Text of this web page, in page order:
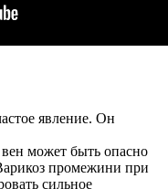
явление. Он
может быть опасно
промежини при
сильное